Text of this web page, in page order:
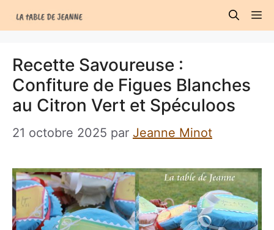
au
Recette Savoureuse :
Confiture de Figues Blanches
au Citron Vert et Spéculoos
21 octobre 2025 par Jeanne Minot